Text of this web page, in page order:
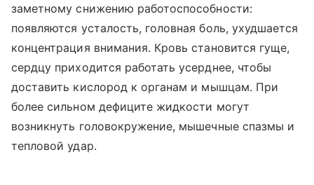
заметному снижению работоспособности:
появляются усталость, головная боль, ухудшается
концентрация внимания. Кровь становится гуще,
сердцу приходится работать усерднее, чтобы
доставить кислород к органам и мышцам. При
более сильном дефиците жидкости могут
возникнуть головокружение, мышечные спазмы и
тепловой удар.